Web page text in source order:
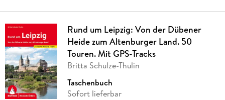
Rund um Leipzig: Von der Dübener
Heide zum Altenburger Land. 50
Touren. Mit GPS-Tracks
Britta Schulze-Thulin
Taschenbuch
Sofort lieferbar